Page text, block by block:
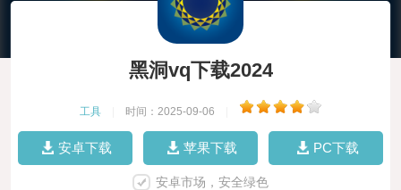
黑洞vq下载2024
工具 时间：2025-09-06
安卓下载 苹果下载 PC下载
安卓市场，安全绿色